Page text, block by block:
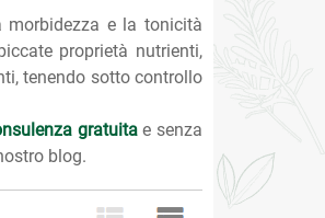
morbidezza e la tonicità
proprietà nutrienti,
tenendo sotto controllo
gratuitae senza
blog.